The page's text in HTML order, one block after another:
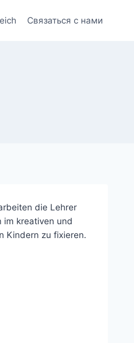
Связаться с нами
die Lehrer
im kreativen und
Kindern zu fixieren.